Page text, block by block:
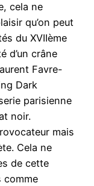
cela ne
qu’on peut
du XVIIème
d’un crâne
Favre-
Dark
parisienne
noir.
mais
Cela ne
de cette
comme